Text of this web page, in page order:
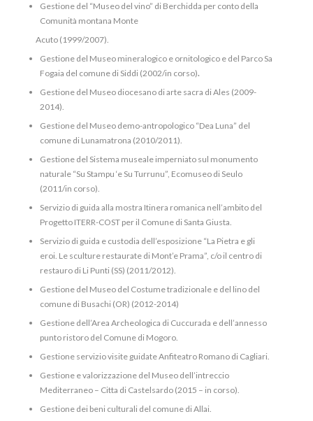
Gestione del “Museo del vino” di Berchidda per conto della
Comunità montana Monte
Acuto (1999/2007).
Gestione del Museo mineralogico e ornitologico e del Parco Sa
Fogaia del comune di Siddi (2002/in corso).
Gestione del Museo diocesano di arte sacra di Ales (2009-
2014).
Gestione del Museo demo-antropologico “Dea Luna” del
comune di Lunamatrona (2010/2011).
Gestione del Sistema museale imperniato sul monumento
naturale “Su Stampu ‘e Su Turrunu”, Ecomuseo di Seulo
(2011/in corso).
Servizio di guida alla mostra Itinera romanica nell’ambito del
Progetto ITERR-COST per il Comune di Santa Giusta.
Servizio di guida e custodia dell’esposizione “La Pietra e gli
eroi. Le sculture restaurate di Mont’e Prama”, c/o il centro di
restauro di Li Punti (SS) (2011/2012).
Gestione del Museo del Costume tradizionale e del lino del
comune di Busachi (OR) (2012-2014)
Gestione dell’Area Archeologica di Cuccurada e dell’annesso
punto ristoro del Comune di Mogoro.
Gestione servizio visite guidate Anfiteatro Romano di Cagliari.
Gestione e valorizzazione del Museo dell’intreccio
Mediterraneo – Citta di Castelsardo (2015 – in corso).
Gestione dei beni culturali del comune di Allai.